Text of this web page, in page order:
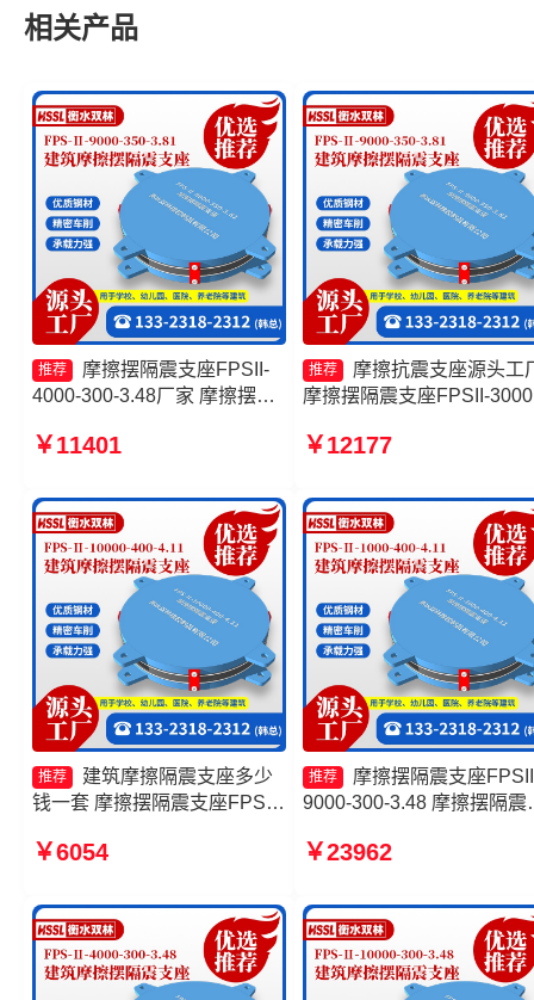
相关产品
推荐
摩擦摆隔震支座FPSII-
4000-300-3.48厂家 摩擦摆隔
摩擦摆隔震支座FPSII-1000-
生产厂家
￥11401
推荐
摩擦抗震支座源头工
摩擦摆隔震支座FPSII-
支座FPSII-1000-400-4.11
工厂
￥12177
推荐
建筑摩擦隔震支座多少
钱一套 摩擦摆隔震支座FPSII-
复摆隔震支座生产厂家 摩擦摆
4.11生产厂家
￥6054
推荐
摩擦摆隔震支座
9000-300-3.48 摩擦摆隔震
摩擦滑移隔震支座 建筑摩
￥23962